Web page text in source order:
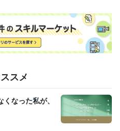
療法 看護Ⅰ 課程修了
取得年 : 2
強い・孤独・対人恐怖 hsp・神経
看護学生・看護師さんの悩み
ーショントレーニング
スメ
なった私が、